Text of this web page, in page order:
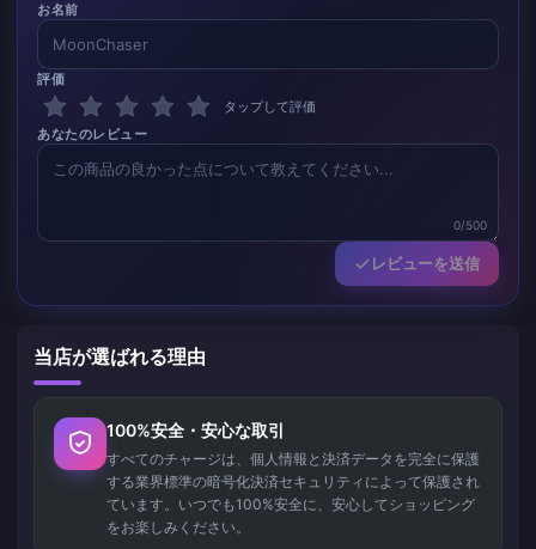
お名前
評価
タップして評価
あなたのレビュー
0/500
レビューを送信
当店が選ばれる理由
100%安全・安心な取引
すべてのチャージは、個人情報と決済データを完全に保護
する業界標準の暗号化決済セキュリティによって保護され
ています。いつでも100%安全に、安心してショッピング
をお楽しみください。